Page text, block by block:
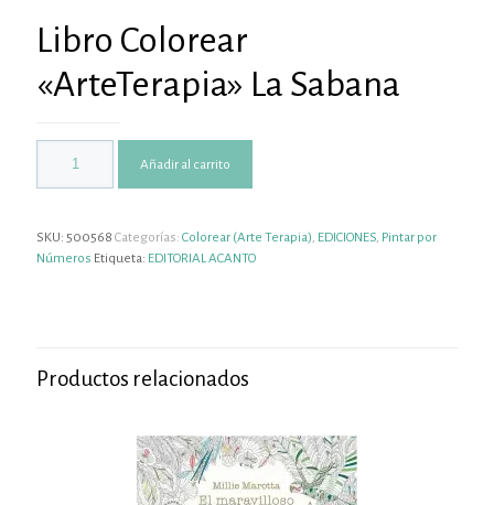
Libro Colorear
«ArteTerapia» La Sabana
Añadir al carrito
SKU: 500568 Categorías: Colorear (Arte Terapia), EDICIONES, Pintar por
Números Etiqueta: EDITORIAL ACANTO
Productos relacionados